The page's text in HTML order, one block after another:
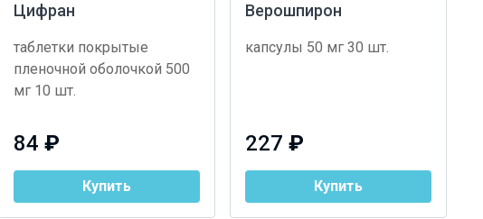
Цифран
таблетки покрытые
пленочной оболочкой 500
мг 10 шт.
84 ₽
Купить
Верошпирон
капсулы 50 мг 30 шт.
227 ₽
Купить